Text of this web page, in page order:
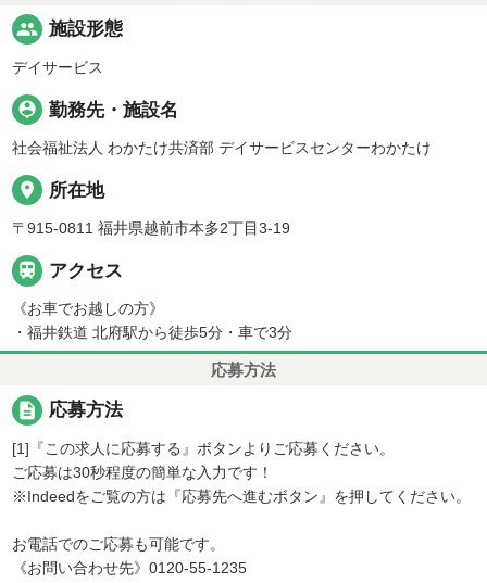
people 施設形態
デイサービス
person_pin 勤務先・施設名
社会福祉法人 わかたけ共済部 デイサービスセンターわかたけ
place 所在地
〒915-0811 福井県越前市本多2丁目3-19
 アクセス
《お車でお越しの方》
・福井鉄道 北府駅から徒歩5分・車で3分
応募方法
description 応募方法
[1]『この求人に応募する』ボタンよりご応募ください。
ご応募は30秒程度の簡単な入力です！
※Indeedをご覧の方は『応募先へ進むボタン』を押してください。
お電話でのご応募も可能です。
《お問い合わせ先》0120-55-1235